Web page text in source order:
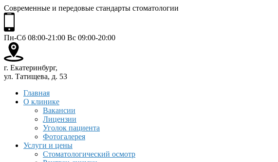
Современные и передовые стандарты стоматологии
Пн-Сб 08:00-21:00 Вс 09:00-20:00
г. Екатеринбург,
ул. Татищева, д. 53
Главная
О клинике
Вакансии
Лицензии
Уголок пациента
Фотогалерея
Услуги и цены
Стоматологический осмотр